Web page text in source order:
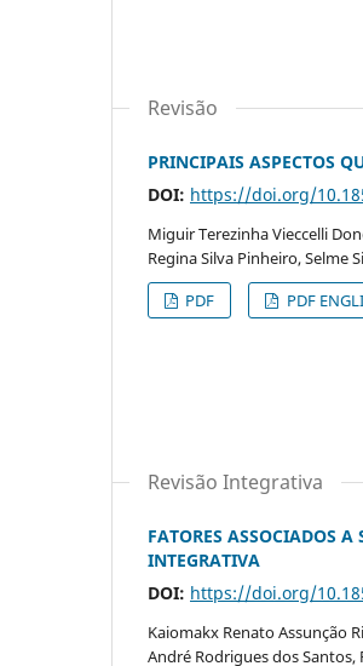
Revisão
PRINCIPAIS ASPECTOS
DOI: https://doi.org/
Miguir Terezinha Vieccelli
Regina Silva Pinheiro, Selme
PDF
PDF
Revisão Integrativa
FATORES ASSOCIADOS
INTEGRATIVA
DOI: https://doi.org/
Kaiomakx Renato Assunção
André Rodrigues dos Santos,